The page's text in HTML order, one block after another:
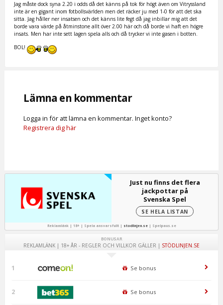
Jag måste dock syna 2.20 i odds då det känns på tok för högt även om Vitryssland
inte är en gigant inom fotbollsvärlden men det räcker ju med 1-0 för att det ska
sitta. Jag håller ner insatsen och det känns lite fegt då jag inbillar mig att det
borde vara värde på åtminstone allt över 2.00 här och då borde vi haft en högre
insats. Men har inte sett lagen spela alls och då trycker vi inte gasen i botten.
BOL!
Lämna en kommentar
Logga in för att lämna en kommentar. Inget konto?
Registrera dig här
Just nu finns det flera
jackpottar på
Svenska Spel
SE HELA LISTAN
Reklamlänk | 18+ | Spela ansvarsfullt | stodlinjen.se| Spelpaus.se
BONUSAR
REKLAMLÄNK | 18+ ÅR - REGLER OCH VILLKOR GÄLLER | STÖDLINJEN.SE
1 Se bonus
2 Se bonus